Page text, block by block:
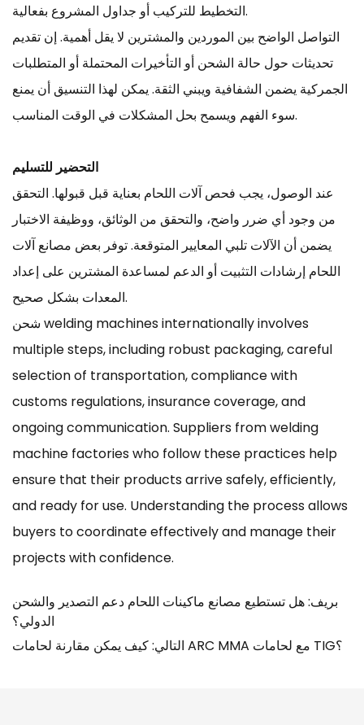
التخطيط للتركيب أو جداول المشروع بفعالية.
التواصل الواضح بين الموردين والمشترين لا يقل أهمية. إن تقديم
تحديثات حول حالة الشحن أو التأخيرات المحتملة أو المتطلبات
الجمركية يضمن الشفافية ويبني الثقة. يمكن لهذا التنسيق أن يمنع
سوء الفهم ويسمح بحل المشكلات في الوقت المناسب.
التحضير للتسليم
عند الوصول، يجب فحص آلات اللحام بعناية قبل قبولها. التحقق
من وجود أي ضرر واضح، والتحقق من الوثائق، ووظيفة الاختبار
يضمن أن الآلات تلبي المعايير المتوقعة. توفر بعض مصانع آلات
اللحام إرشادات التثبيت أو الدعم لمساعدة المشترين على إعداد
المعدات بشكل صحيح.
شحن welding machines internationally involves
multiple steps, including robust packaging, careful
selection of transportation, compliance with
customs regulations, insurance coverage, and
ongoing communication. Suppliers from welding
machine factories who follow these practices help
ensure that their products arrive safely, efficiently,
and ready for use. Understanding the process allows
buyers to coordinate effectively and manage their
projects with confidence.
بريف: هل تستطيع مصانع ماكينات اللحام دعم التصدير والشحن
الدولي؟
التالي: كيف يمكن مقارنة لحامات ARC MMA مع لحامات TIG؟